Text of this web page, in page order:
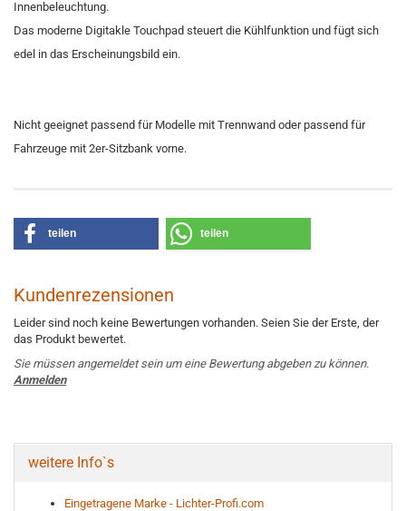
Innenbeleuchtung.
Das moderne Digitakle Touchpad steuert die Kühlfunktion und fügt sich
edel in das Erscheinungsbild ein.
Nicht geeignet passend für Modelle mit Trennwand oder passend für
Fahrzeuge mit 2er-Sitzbank vorne.
teilen teilen
Kundenrezensionen
Leider sind noch keine Bewertungen vorhanden. Seien Sie der Erste, der
das Produkt bewertet.
Sie müssen angemeldet sein um eine Bewertung abgeben zu können.
Anmelden
weitere Info`s
Eingetragene Marke - Lichter-Profi.com